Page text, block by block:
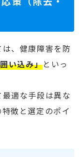
、健康障害を防
い込み」といっ
適な手段は異な
徴と選定のポイ